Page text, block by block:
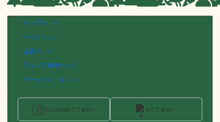
トップページ
サイトマップ
会員ページ
スタッフ専用ページ
プライバシーポリシー
Facebookでフォロー Xでフォロー